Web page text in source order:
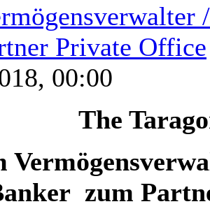
Private Office
00:00
The
zum